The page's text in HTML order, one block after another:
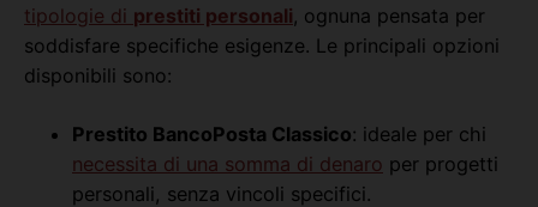
tipologie di prestiti personali, ognuna pensata per
soddisfare specifiche esigenze. Le principali opzioni
disponibili sono:
Prestito BancoPosta Classico: ideale per chi
necessita di una somma di denaro per progetti
personali, senza vincoli specifici.